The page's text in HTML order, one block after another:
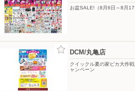
お盆SALE!（8月6日～8月17
DCM/丸亀店
クイックル夏の家ピカ大作戦
ャンペーン